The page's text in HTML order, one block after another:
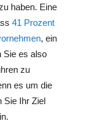
haben. Eine
41 Prozent
, ein
Sie es also
zu
es um die
Sie Ihr Ziel